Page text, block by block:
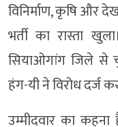
विनिर्माण, कृषि और
भर्ती का रास्ता
सियाओगांग जिले से
हंग-यी ने विरोध दर्ज
उम्मीदवार का